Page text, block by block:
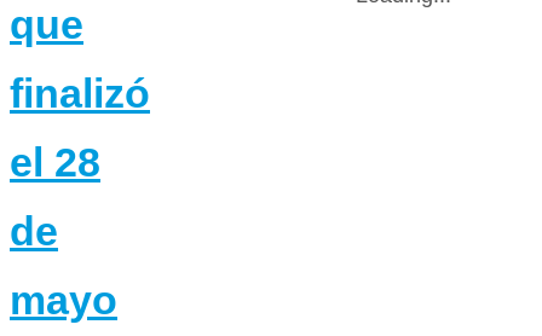
que
finalizó
el 28
de
mayo